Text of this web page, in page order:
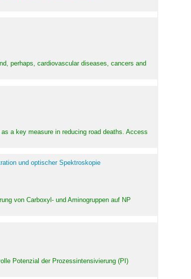
perhaps, cardiovascular diseases, cancers and
a key measure in reducing road deaths. Access
und optischer Spektroskopie
von Carboxyl- und Aminogruppen auf NP
Potenzial der Prozessintensivierung (PI)